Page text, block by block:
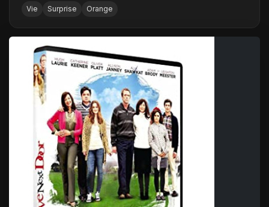
Vie Surprise Orange